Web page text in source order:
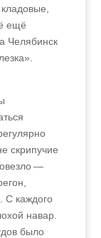
ещё
Челябинск
скрипучие
—
С каждого
навар.
было